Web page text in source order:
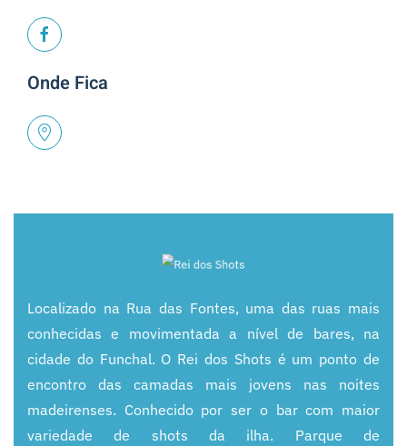
Onde Fica
Localizado na Rua das Fontes, uma das ruas mais
conhecidas e movimentada a nível de bares, na
cidade do Funchal. O Rei dos Shots é um ponto de
encontro das camadas mais jovens nas noites
madeirenses. Conhecido por ser o bar com maior
variedade de shots da ilha. Parque de